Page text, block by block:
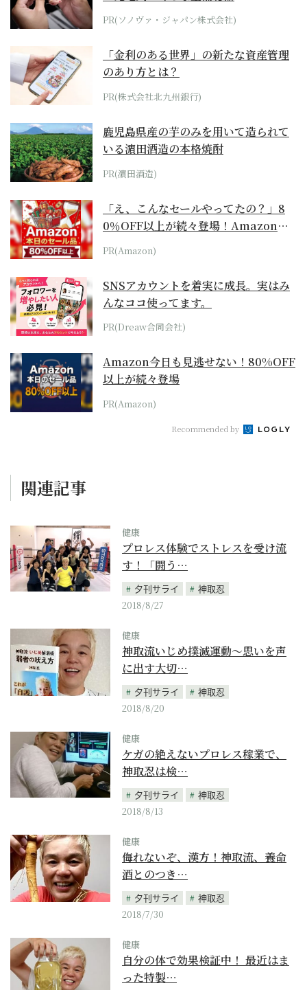
PR(ソノヴァ・ジャパン株式会社)
「金利のある世界」の新たな資産管理
のあり方とは？
PR(株式会社北九州銀行)
鹿児島県産の芋のみを用いて造られて
いる濵田酒造の本格焼酎
PR(濵田酒造)
「え、こんなセールやってたの？」8
0％OFF以上が続々登場！Amazonの
本気が...
PR(Amazon)
SNSアカウントを着実に成長。実はみ
んなココ使ってます。
PR(Dreaw合同会社)
Amazon今日も見逃せない！80%OFF
以上が続々登場
PR(Amazon)
Recommended by
関連記事
健康
プロレス体験でストレスを受け流
す！「闘う…
夕刊サライ
神取忍
2018/8/27
健康
神取流いじめ撲滅運動～思いを声
に出す大切…
夕刊サライ
神取忍
2018/8/20
健康
ケガの絶えないプロレス稼業で、
神取忍は検…
夕刊サライ
神取忍
2018/8/13
健康
侮れないぞ、漢方！神取流、養命
酒とのつき…
夕刊サライ
神取忍
2018/7/30
健康
自分の体で効果検証中！ 最近はま
った特製…